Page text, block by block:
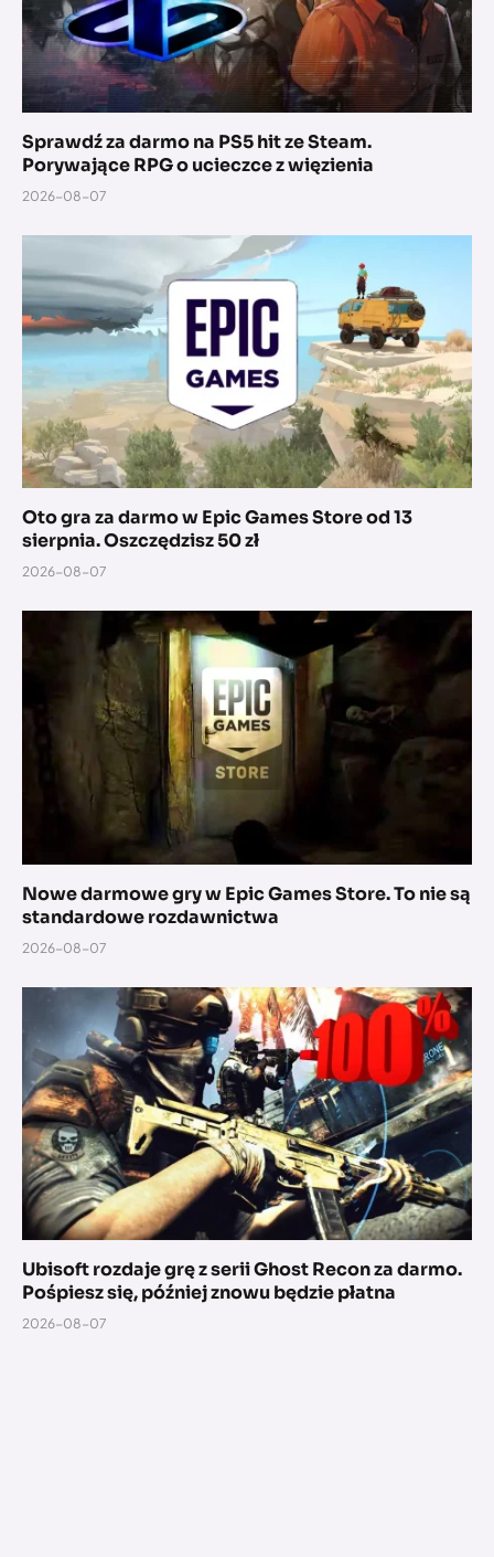
Sprawdź za darmo na PS5 hit ze Steam.
Porywające RPG o ucieczce z więzienia
2026-08-07
Oto gra za darmo w Epic Games Store od 13
sierpnia. Oszczędzisz 50 zł
2026-08-07
Nowe darmowe gry w Epic Games Store. To nie są
standardowe rozdawnictwa
2026-08-07
Ubisoft rozdaje grę z serii Ghost Recon za darmo.
Pośpiesz się, później znowu będzie płatna
2026-08-07